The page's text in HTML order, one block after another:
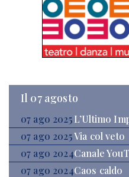
Il 07 agosto
07 ago 2025 L’Ultimo
07 ago 2025Via col veto
07 ago 2024Canale
07 ago 2024Caos caldo